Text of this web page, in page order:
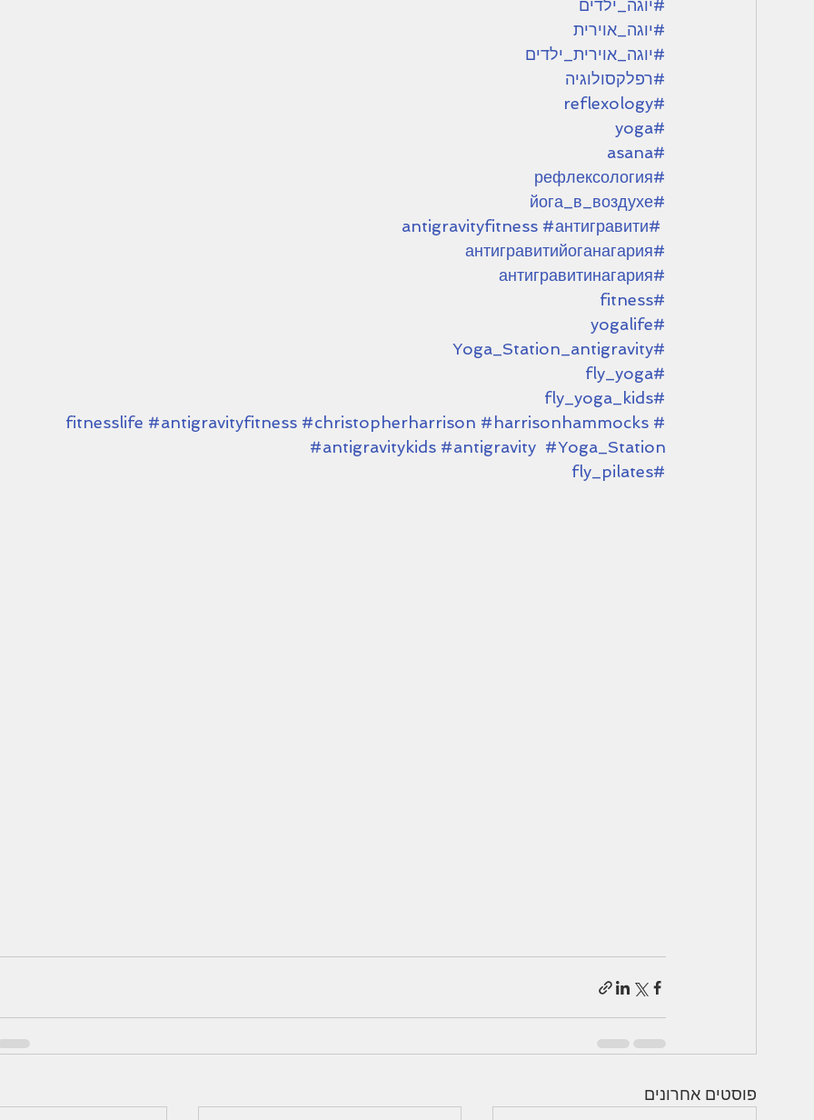
#יוגה_ילדים
#יוגה_אוירית
#יוגה_אוירית_ילדים
#רפלקסולוגיה
#reflexology
#yoga
#asana
#рефлексология
#йога_в_воздухе
#antigravityfitness
#антигравити
#антигравитийоганагария
#антигравитинагария
#fitness
#yogalife
#Yoga_Station_antigravity
#fly_yoga
#fly_yoga_kids
#fitnesslife
#antigravityfitness #christopherharrison #harrisonhammocks
#antigravitykids #antigravity #Yoga_Station
#fly_pilates
פוסטים אחרונים